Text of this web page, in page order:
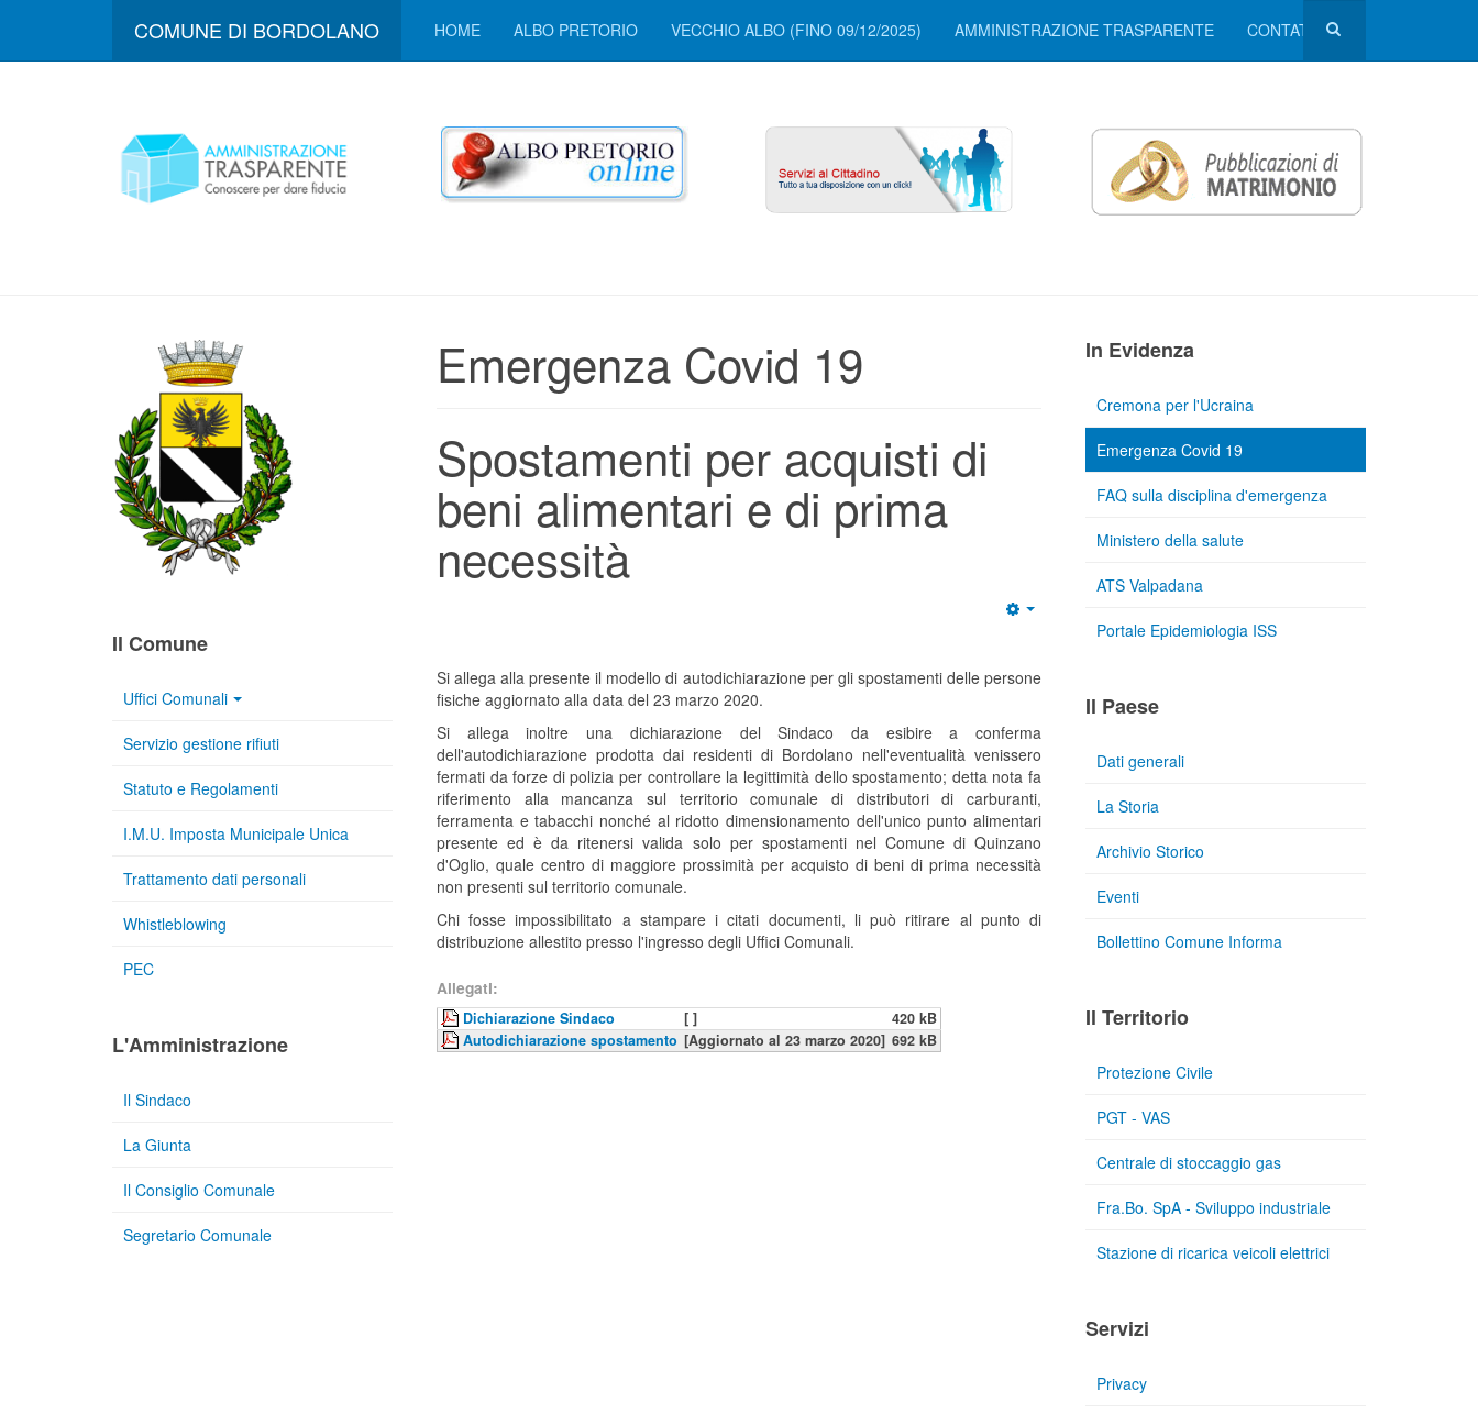
COMUNE DI BORDOLANO HOME ALBO PRETORIO VECCHIO ALBO (FINO 09/12/2025) AMMINISTRAZIONE TRASPARENTE CONTATTI
Emergenza Covid 19
Spostamenti per acquisti di
beni alimentari e di prima
necessità
Si allega alla presente il modello di autodichiarazione per gli spostamenti delle persone
fisiche aggiornato alla data del 23 marzo 2020.
Si allega inoltre una dichiarazione del Sindaco da esibire a conferma
dell'autodichiarazione prodotta dai residenti di Bordolano nell'eventualità venissero
fermati da forze di polizia per controllare la legittimità dello spostamento; detta nota fa
riferimento alla mancanza sul territorio comunale di distributori di carburanti,
ferramenta e tabacchi nonché al ridotto dimensionamento dell'unico punto alimentari
presente ed è da ritenersi valida solo per spostamenti nel Comune di Quinzano
d'Oglio, quale centro di maggiore prossimità per acquisto di beni di prima necessità
non presenti sul territorio comunale.
Chi fosse impossibilitato a stampare i citati documenti, li può ritirare al punto di
distribuzione allestito presso l'ingresso degli Uffici Comunali.
Allegati:
Dichiarazione Sindaco [ ]
420 kB
Autodichiarazione spostamento [Aggiornato al 23 marzo 2020] 692 kB
Il Comune
Uffici Comunali
Servizio gestione rifiuti
Statuto e Regolamenti
I.M.U. Imposta Municipale Unica
Trattamento dati personali
Whistleblowing
PEC
L'Amministrazione
Il Sindaco
La Giunta
Il Consiglio Comunale
Segretario Comunale
In Evidenza
Cremona per l'Ucraina
Emergenza Covid 19
FAQ sulla disciplina d'emergenza
Ministero della salute
ATS Valpadana
Portale Epidemiologia ISS
Il Paese
Dati generali
La Storia
Archivio Storico
Eventi
Bollettino Comune Informa
Il Territorio
Protezione Civile
PGT - VAS
Centrale di stoccaggio gas
Fra.Bo. SpA - Sviluppo industriale
Stazione di ricarica veicoli elettrici
Servizi
Privacy